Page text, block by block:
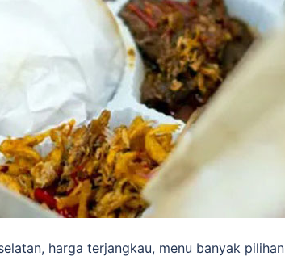
harga terjangkau, menu banyak pilihan